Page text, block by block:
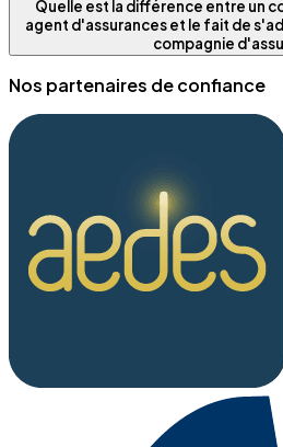
Quelle est la différence entre un
agent d'assurances et le fait de
compagnie
Nos partenaires de confiance